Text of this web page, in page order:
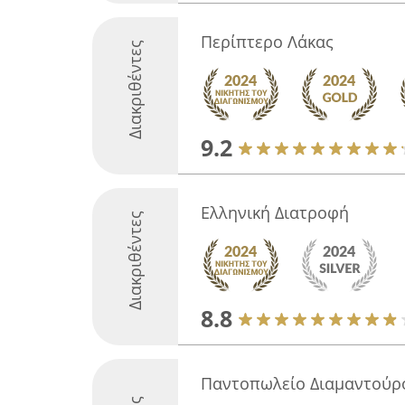
Διακριθέντες Περίπτερο Λάκας
9.2
Διακριθέντες Ελληνική Διατροφή
8.8
Παντοπωλείο